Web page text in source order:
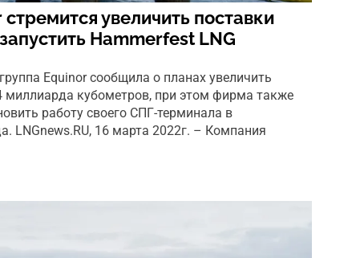
увеличить поставки
Hammerfest LNG
Equinor сообщила о планах увеличить
миллиарда кубометров, при этом фирма также
работу своего СПГ-терминала в
LNGnews.RU, 16 марта 2022г. – Компания